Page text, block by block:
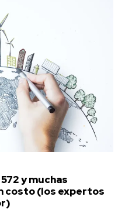
572 y muchas
costo (los expertos